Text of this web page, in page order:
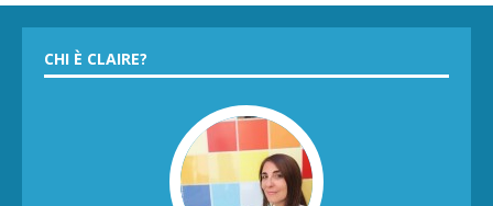
CHI È CLAIRE?